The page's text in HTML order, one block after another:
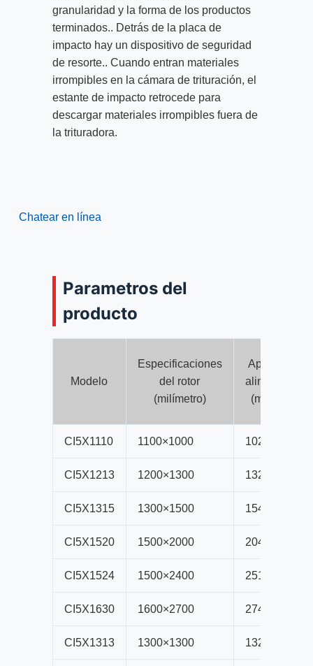
granularidad y la forma de los productos
terminados.. Detrás de la placa de
impacto hay un dispositivo de seguridad
de resorte.. Cuando entran materiales
irrompibles en la cámara de trituración, el
estante de impacto retrocede para
descargar materiales irrompibles fuera de
la trituradora.
Chatear en línea
Parametros del
producto
Modelo
Especificaciones
del rotor
(milímetro)
Apertura de
alimentación
(milímetro)
CI5X1110 1100×1000 1020×820
CI5X1213 1200×1300 1320×880
CI5X1315 1300×1500 1540×930
CI5X1520 1500×2000 2040×995
CI5X1524 1500×2400 2516×767
CI5X1630 1600×2700 2740×787
CI5X1313 1300×1300 1320×1225